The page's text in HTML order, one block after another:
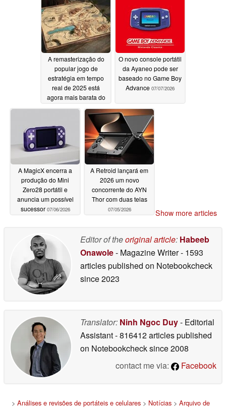
A remasterização do
popular jogo de
estratégia em tempo
real de 2025 está
agora mais barata do
que nunca no Steam
O novo console portátil
da Ayaneo pode ser
baseado no Game Boy
Advance 07/07/2026
A MagicX encerra a
produção do Mini
Zero28 portátil e
anuncia um possível
sucessor 07/06/2026
A Retroid lançará em
2026 um novo
concorrente do AYN
Thor com duas telas
07/05/2026 Show more articles
Editor of theoriginal article: Habeeb
Onawole- Magazine Writer- 1593
articles published on Notebookcheck
since 2023
Translator: Ninh Ngoc Duy- Editorial
Assistant- 816412 articles published
on Notebookchecksince 2008
contact me via:
Facebook
> Análises e revisões de portáteis e celulares> Notícias> Arquivo de